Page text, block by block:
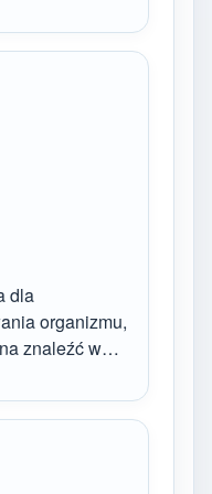
dla
organizmu,
znaleźć w…